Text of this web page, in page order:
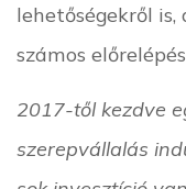
lehetőségekről is,
számos
2017-től kezdve
szerepvállalás